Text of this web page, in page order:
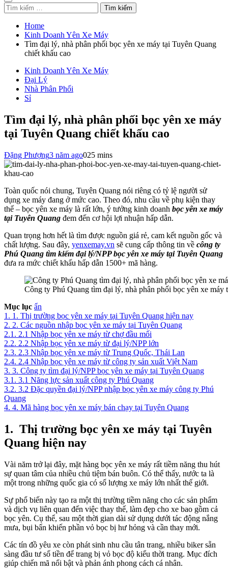
Tìm
kiếm
cho:
Home
Kinh Doanh Yên Xe Máy
Tìm đại lý, nhà phân phối bọc yên xe máy tại Tuyên Quang
chiết khấu cao
Kinh Doanh Yên Xe Máy
Đại Lý
Nhà Phân Phối
Sỉ
Tìm đại lý, nhà phân phối bọc yên xe máy
tại Tuyên Quang chiết khấu cao
Đặng Phượng3 năm ago025 mins
Toàn quốc nói chung, Tuyên Quang nói riêng có tỷ lệ người sử
dụng xe máy đang ở mức cao. Theo đó, nhu cầu về phụ kiện thay
thế – bọc yên xe máy là rất lớn, ý tưởng kinh doanh bọc yên xe máy
tại Tuyên Quang đem đến cơ hội lợi nhuận hấp dẫn.
Quan trọng hơn hết là tìm được nguồn giá rẻ, cam kết nguồn gốc và
chất lượng. Sau đây, yenxemay.vn sẽ cung cấp thông tin về công ty
Phú Quang tìm kiếm đại lý/NPP bọc yên xe máy tại Tuyên Quang
đưa ra mức chiết khấu hấp dẫn 1500+ mã hàng.
Công ty Phú Quang tìm đại lý, nhà phân phối bọc yên xe máy
Mục lục ẩn
1. 1. Thị trường bọc yên xe máy tại Tuyên Quang hiện nay
2. 2. Các nguồn nhập bọc yên xe máy tại Tuyên Quang
2.1. 2.1 Nhập bọc yên xe máy từ chợ đầu mối
2.2. 2.2 Nhập bọc yên xe máy từ đại lý/NPP lớn
2.3. 2.3 Nhập bọc yên xe máy từ Trung Quốc, Thái Lan
2.4. 2.4 Nhập bọc yên xe máy từ công ty sản xuất Việt Nam
3. 3. Công ty tìm đại lý/NPP bọc yên xe máy tại Tuyên Quang
3.1. 3.1 Năng lực sản xuất công ty Phú Quang
3.2. 3.2 Đặc quyền đại lý/NPP nhập bọc yên xe máy công ty Phú
Quang
4. 4. Mã hàng bọc yên xe máy bán chạy tại Tuyên Quang
1. Thị trường bọc yên xe máy tại Tuyên
Quang hiện nay
Vài năm trở lại đây, mặt hàng bọc yên xe máy rất tiềm năng thu hút
sự quan tâm của nhiều chủ tiệm bán buôn. Có thể thấy, nước ta là
một trong những quốc gia có số lượng xe máy lớn nhất thế giới.
Sự phổ biến này tạo ra một thị trường tiềm năng cho các sản phẩm
và dịch vụ liên quan đến việc thay thế, làm đẹp cho xe bao gồm cả
bọc yên. Cụ thể, sau một thời gian dài sử dụng dưới tác động nắng
mưa, bụi bẩn khiến phần vỏ bọc bị hư hỏng và cần thay mới.
Các tín đồ yêu xe còn phát sinh nhu cầu tân trang, nhiều biker sẵn
sàng đầu tư số tiền để trang bị vỏ bọc độ kiểu thời trang. Mục đích
giúp chiến mã nổi bật và phản ánh phong cách cá nhân.